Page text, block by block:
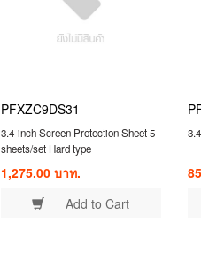
PFXZC9DS31
3.4-inch Screen Protection Sheet 5
sheets/set Hard type
1,275.00 บาท.
Add to Cart